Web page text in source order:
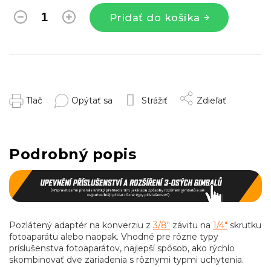
Pridať do košíka
Tlač Opýtať sa Strážiť Zdieľať
Podrobný popis
Pozlátený adaptér na konverziu z3/8" závitu na 1/4" skrutku
fotoaparátu alebo naopak. Vhodné pre rôzne typy
príslušenstva fotoaparátov, najlepší spôsob, ako rýchlo
skombinovať dve zariadenia s rôznymi typmi uchytenia.